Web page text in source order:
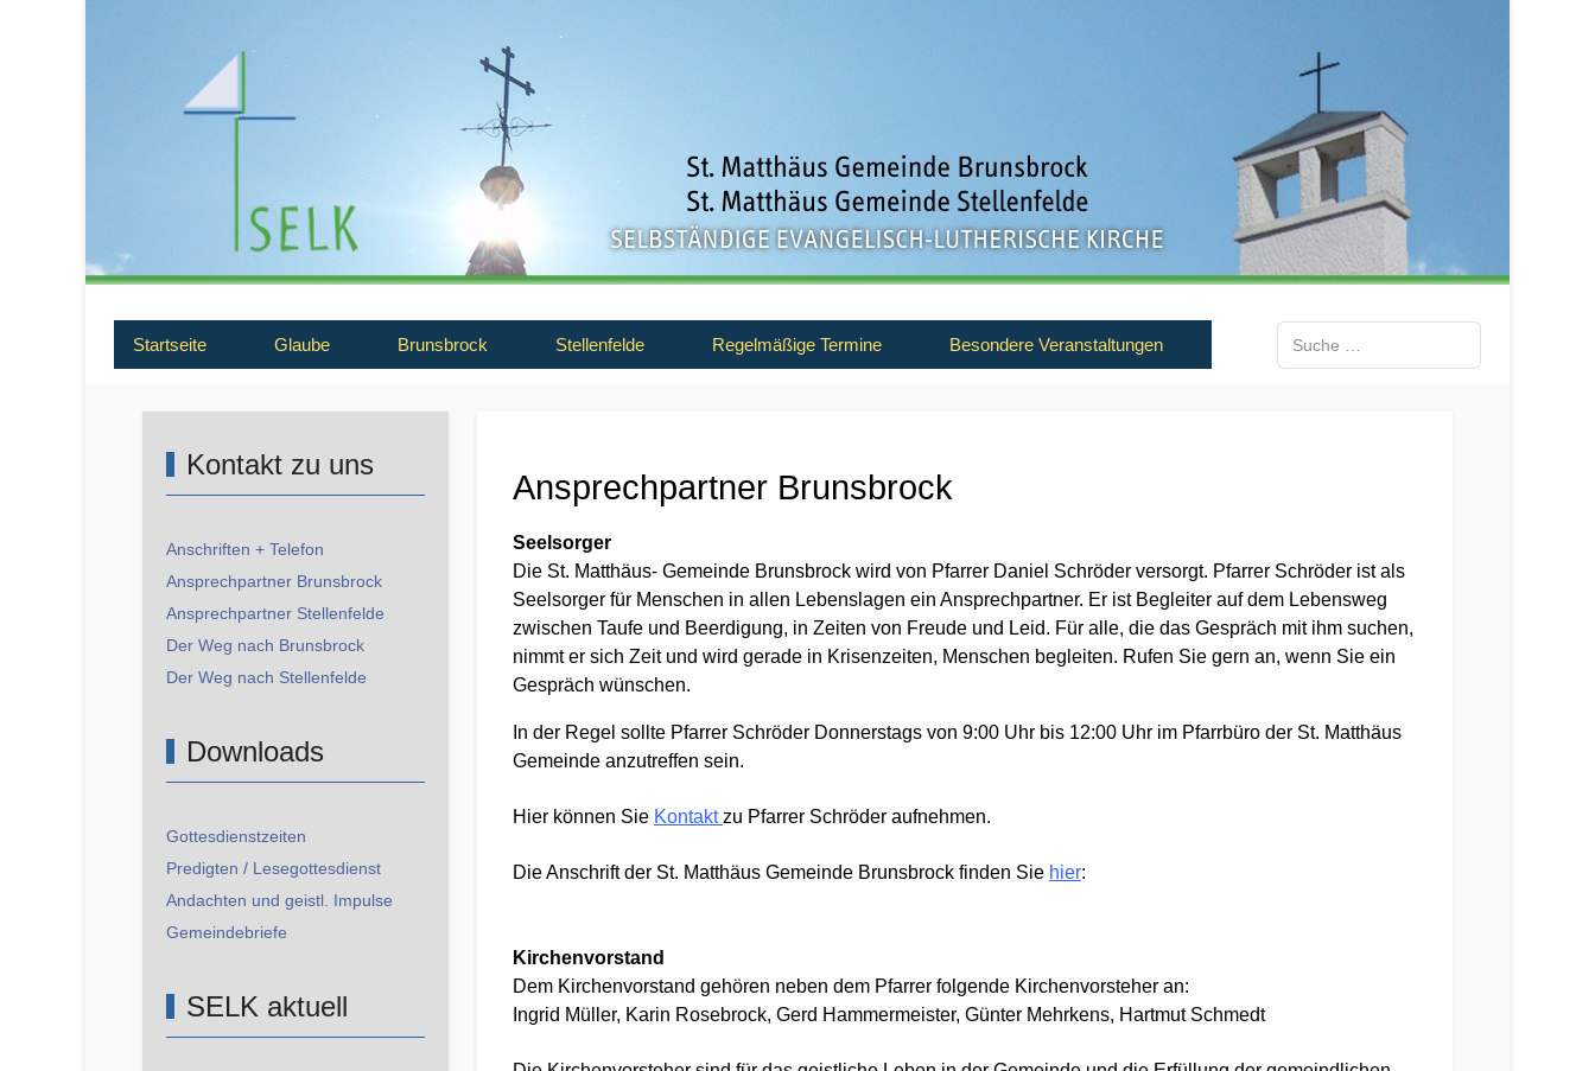
Startseite Glaube Brunsbrock Stellenfelde Regelmäßige Termine Besondere Veranstaltungen
Kontakt zu uns
Anschriften + Telefon
Ansprechpartner Brunsbrock
Ansprechpartner Stellenfelde
Der Weg nach Brunsbrock
Der Weg nach Stellenfelde
Downloads
Gottesdienstzeiten
Predigten / Lesegottesdienst
Andachten und geistl. Impulse
Gemeindebriefe
SELK aktuell
Ansprechpartner Brunsbrock
Seelsorger
Die St. Matthäus- Gemeinde Brunsbrock wird von Pfarrer Daniel Schröder versorgt. Pfarrer Schröder ist als
Seelsorger für Menschen in allen Lebenslagen ein Ansprechpartner. Er ist Begleiter auf dem Lebensweg
zwischen Taufe und Beerdigung, in Zeiten von Freude und Leid. Für alle, die das Gespräch mit ihm suchen,
nimmt er sich Zeit und wird gerade in Krisenzeiten, Menschen begleiten. Rufen Sie gern an, wenn Sie ein
Gespräch wünschen.
In der Regel sollte Pfarrer Schröder Donnerstags von 9:00 Uhr bis 12:00 Uhr im Pfarrbüro der St. Matthäus
Gemeinde anzutreffen sein.
Hier können Sie Kontakt zu Pfarrer Schröder aufnehmen.
Die Anschrift der St. Matthäus Gemeinde Brunsbrock finden Sie hier:
Kirchenvorstand
Dem Kirchenvorstand gehören neben dem Pfarrer folgende Kirchenvorsteher an:
Ingrid Müller, Karin Rosebrock, Gerd Hammermeister, Günter Mehrkens, Hartmut Schmedt